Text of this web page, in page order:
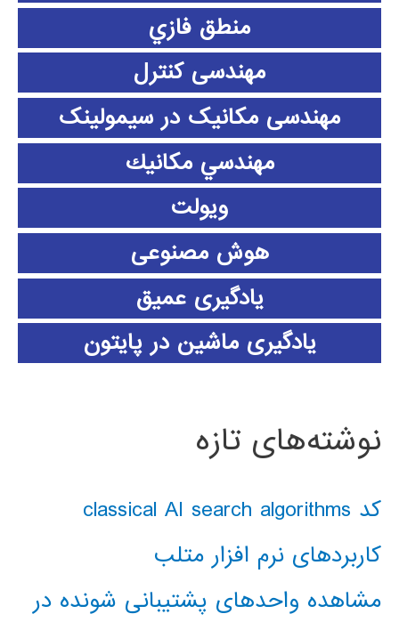
منطق فازي
مهندسی کنترل
مهندسی مکانیک در سیمولینک
مهندسي مكانيك
ویولت
هوش مصنوعی
یادگیری عمیق
یادگیری ماشین در پایتون
نوشته‌های تازه
کد classical AI search algorithms
کاربردهای نرم افزار متلب
مشاهده واحدهای پشتیبانی شونده در